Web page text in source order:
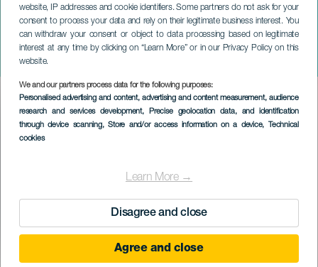
website, IP addresses and cookie identifiers. Some partners do not ask for your
consent to process your data and rely on their legitimate business interest. You
can withdraw your consent or object to data processing based on legitimate
interest at any time by clicking on “Learn More” or in our Privacy Policy on this
website.
We and our partners process data for the following purposes:
Personalised advertising and content, advertising and content measurement, audience
research and services development, Precise geolocation data, and identification
through device scanning, Store and/or access information on a device, Technical
cookies
Learn More →
Disagree and close
Agree and close
Åpent havfestival
GRAN CANARIA
Imagen
Listado
2 mai to 8 November